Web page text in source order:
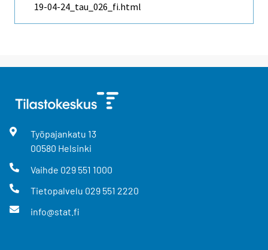
19-04-24_tau_026_fi.html
Työpajankatu 13
00580 Helsinki
Vaihde 029 551 1000
Tietopalvelu 029 551 2220
info@stat.fi